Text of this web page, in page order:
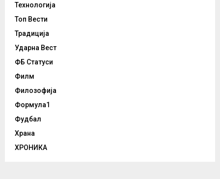
Технологија
Топ Вести
Традиција
Ударна Вест
ФБ Статуси
Филм
Филозофија
Формула1
Фудбал
Храна
ХРОНИКА